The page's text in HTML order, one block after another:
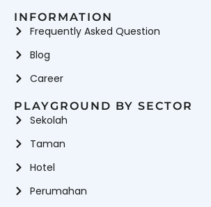
INFORMATION
Frequently Asked Question
Blog
Career
PLAYGROUND BY SECTOR
Sekolah
Taman
Hotel
Perumahan